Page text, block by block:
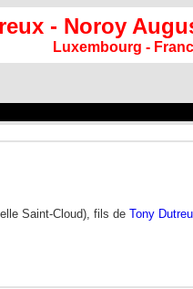
- Noroy
Luxembourg -
Saint-Cloud), fils de Tony